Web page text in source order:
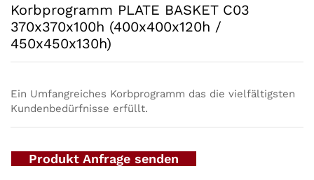
Korbprogramm PLATE BASKET C03
370x370x100h (400x400x120h /
450x450x130h)
Ein Umfangreiches Korbprogramm das die vielfältigsten
Kundenbedürfnisse erfüllt.
Produkt Anfrage senden